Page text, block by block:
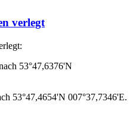
verlegt
53°47,6376'N
53°47,4654'N 007°37,7346'E.